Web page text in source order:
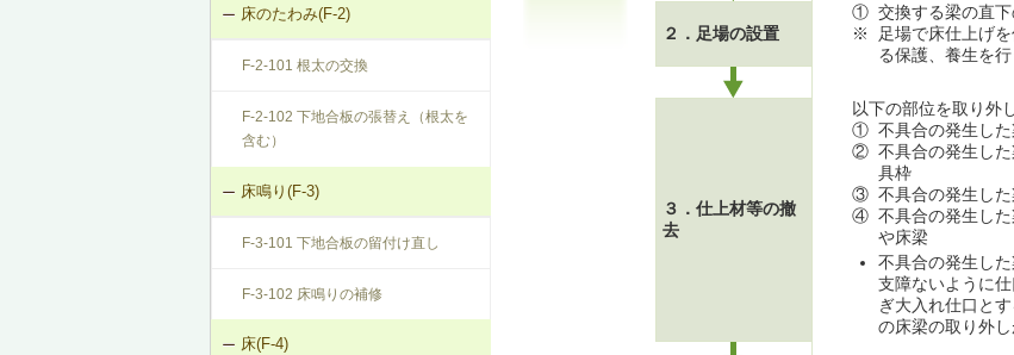
床のたわみ(F-2)
F-2-101 根太の交換
F-2-102 下地合板の張替え（根太を
含む）
床鳴り(F-3)
F-3-101 下地合板の留付け直し
F-3-102 床鳴りの補修
床(F-4)
２．足場の設置
① 交換する梁の直下
※
足場で床仕上げ
る保護、養生を行
３．仕上材等の撤
去
以下の部位を取り外
① 不具合の発生し
② 不具合の発生し
具枠
③ 不具合の発生し
④ 不具合の発生し
や床梁
不具合の発生し
支障ないように
ぎ大入れ仕口と
の床梁の取り外し